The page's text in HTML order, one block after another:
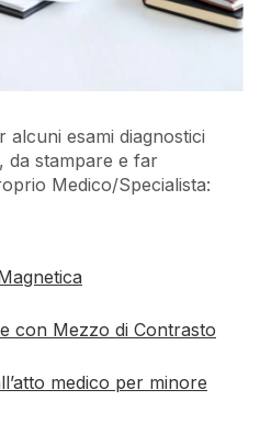
alcuni esami diagnostici
da stampare e far
Medico/Specialista:
con Mezzo di Contrasto
medico per minore